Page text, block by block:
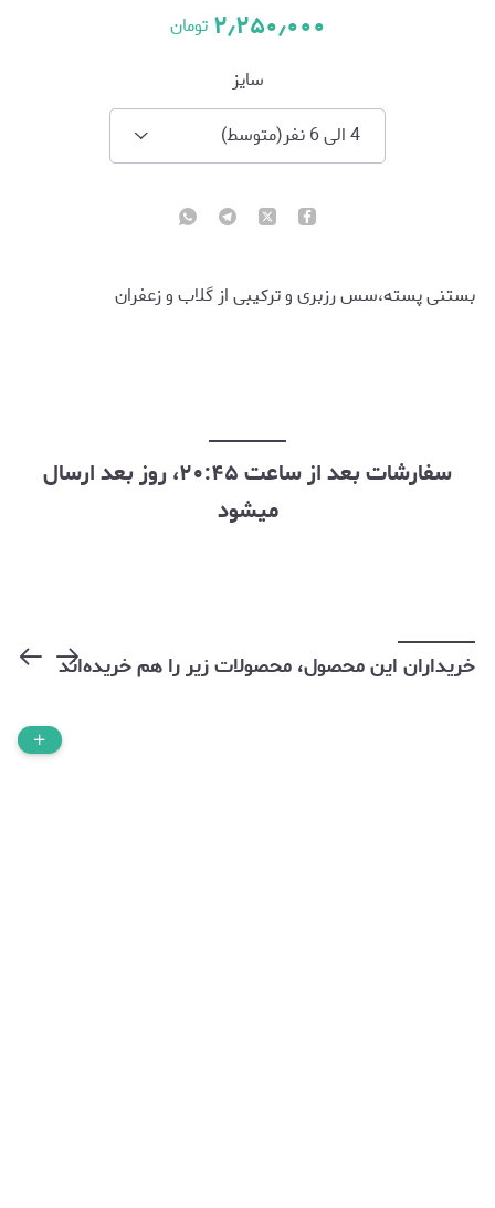
۲٫۲۵۰٫۰۰۰ تومان
سایز
4 الی 6 نفر(متوسط)
بستنی پسته،سس رزبری و ترکیبی از گلاب و زعفران
سفارشات بعد از ساعت ۲۰:۴۵، روز بعد ارسال
میشود
خریداران این محصول، محصولات زیر را هم خریده‌اند